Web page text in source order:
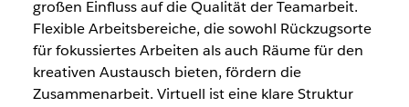
großen Einfluss auf die Qualität der Teamarbeit.
Flexible Arbeitsbereiche, die sowohl Rückzugsorte
für fokussiertes Arbeiten als auch Räume für den
kreativen Austausch bieten, fördern die
Zusammenarbeit. Virtuell ist eine klare Struktur